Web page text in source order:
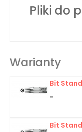
Pliki do
Warianty
Bit
-
Bit